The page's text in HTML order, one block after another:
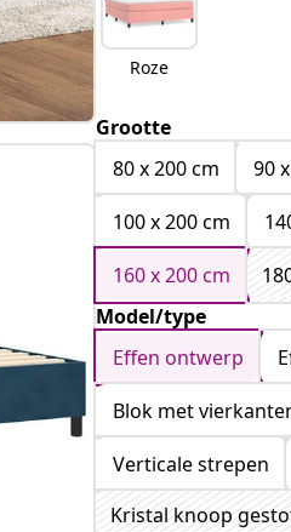
Roze
Grootte
80 x 200 cm
90
100 x 200 cm
160 x 200 cm
Model/type
Effen ontwerp
Blok met
Verticale strepen
Kristal knoop